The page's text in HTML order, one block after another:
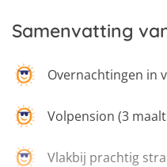
Samenvatting
Overnachtingen in
Volpension (3
Vlakbij prachtig